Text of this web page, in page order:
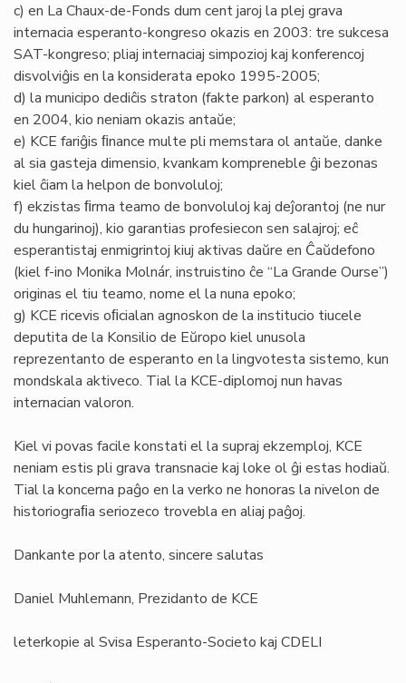
c) en La Chaux-de-Fonds dum cent jaroj la plej grava
internacia esperanto-kongreso okazis en 2003: tre sukcesa
SAT-kongreso; pliaj internaciaj simpozioj kaj konferencoj
disvolviĝis en la konsiderata epoko 1995-2005;
d) la municipo dediĉis straton (fakte parkon) al esperanto
en 2004, kio neniam okazis antaŭe;
e) KCE fariĝis ﬁnance multe pli memstara ol antaŭe, danke
al sia gasteja dimensio, kvankam kompreneble ĝi bezonas
kiel ĉiam la helpon de bonvoluloj;
f) ekzistas ﬁrma teamo de bonvoluloj kaj deĵorantoj (ne nur
du hungarinoj), kio garantias profesiecon sen salajroj; eĉ
esperantistaj enmigrintoj kiuj aktivas daŭre en Ĉaŭdefono
(kiel f-ino Monika Molnár, instruistino ĉe “La Grande Ourse”)
originas el tiu teamo, nome el la nuna epoko;
g) KCE ricevis oﬁcialan agnoskon de la institucio tiucele
deputita de la Konsilio de Eŭropo kiel unusola
reprezentanto de esperanto en la lingvotesta sistemo, kun
mondskala aktiveco. Tial la KCE-diplomoj nun havas
internacian valoron.
Kiel vi povas facile konstati el la supraj ekzemploj, KCE
neniam estis pli grava transnacie kaj loke ol ĝi estas hodiaŭ.
Tial la koncerna paĝo en la verko ne honoras la nivelon de
historiograﬁa seriozeco trovebla en aliaj paĝoj.
Dankante por la atento, sincere salutas
Daniel Muhlemann, Prezidanto de KCE
leterkopie al Svisa Esperanto-Societo kaj CDELI